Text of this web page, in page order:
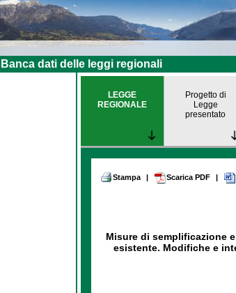
Banca dati delle leggi regionali
LEGGE
REGIONALE
Progetto di
Legge
presentato
Stampa | Scarica PDF |
Misure di semplificazione
esistente. Modifiche e